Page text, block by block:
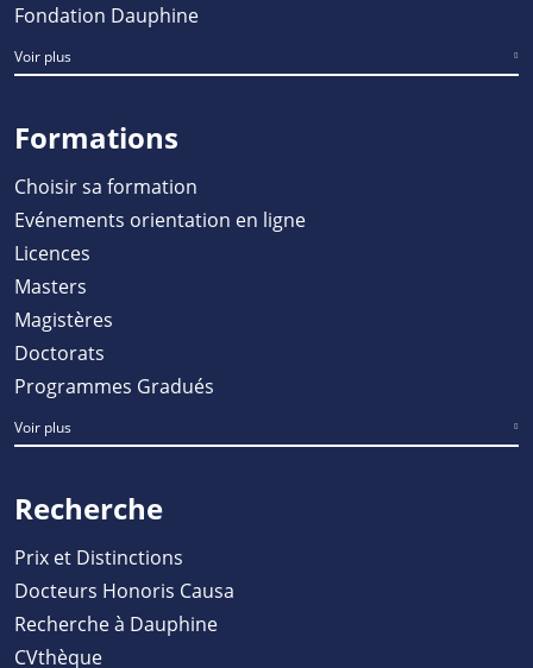
Fondation Dauphine
Voir plus
Formations
Choisir sa formation
Evénements orientation en ligne
Licences
Masters
Magistères
Doctorats
Programmes Gradués
Voir plus
Recherche
Prix et Distinctions
Docteurs Honoris Causa
Recherche à Dauphine
CVthèque